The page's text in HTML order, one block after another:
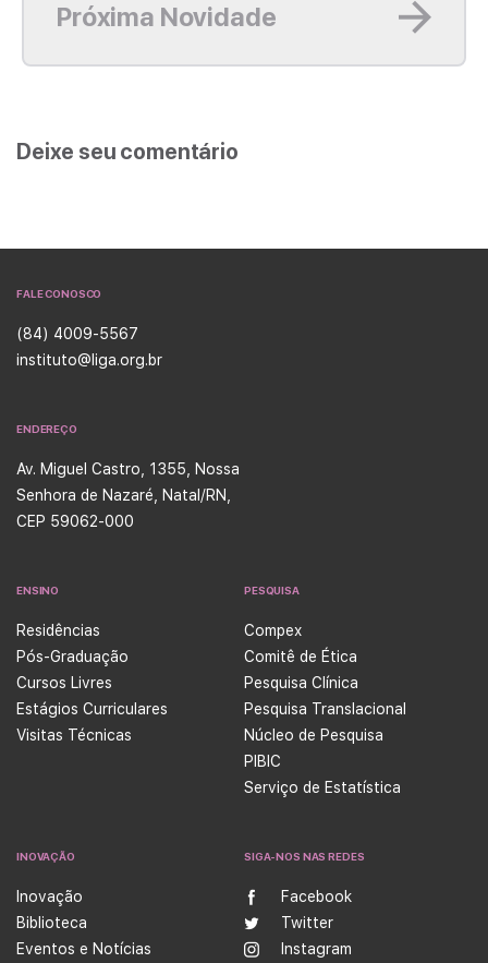
Próxima Novidade
Deixe seu comentário
FALE CONOSCO
(84) 4009-5567
instituto@liga.org.br
ENDEREÇO
Av. Miguel Castro, 1355, Nossa
Senhora de Nazaré, Natal/RN,
CEP 59062-000
ENSINO
Residências
Pós-Graduação
Cursos Livres
Estágios Curriculares
Visitas Técnicas
PESQUISA
Compex
Comitê de Ética
Pesquisa Clínica
Pesquisa Translacional
Núcleo de Pesquisa
PIBIC
Serviço de Estatística
INOVAÇÃO
Inovação
Biblioteca
Eventos e Notícias
SIGA-NOS NAS REDES
Facebook
Twitter
Instagram